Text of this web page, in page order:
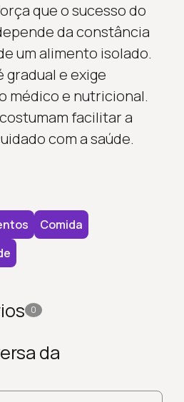
que o sucesso do
da constância
um alimento isolado.
gradual e exige
médico e nutricional.
facilitar a
com a saúde.
Comida
0
da